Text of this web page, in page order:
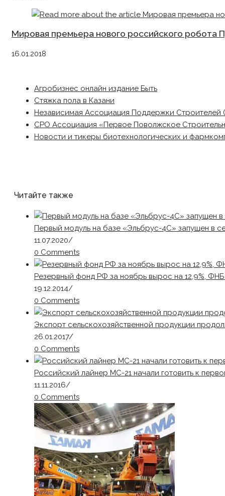
Мировая премьера нового российского
16.01.2018
Агробизнес онлайн издание Быть
Стяжка пола в Казани
Независимая Ассоциация Поддержки Строителей
СРО Ассоциация «Первое Поволжское
Новости и тикеры биотехнологических и
Читайте также
Первый модуль на базе «Эльбрус-4С» запущен в
11.07.2020/
0 Comments
Резервный фонд РФ за ноябрь вырос на 12,9%, ФНБ
19.12.2014/
0 Comments
Экспорт сельскохозяйственной продукции
26.01.2017/
0 Comments
Российский лайнер МС-21 начали готовить к
11.11.2016/
0 Comments